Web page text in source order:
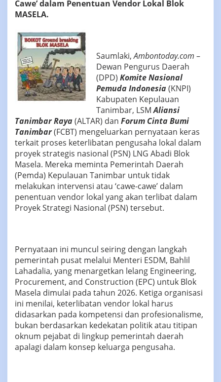
Cawe’ dalam Penentuan Vendor Lokal Blok
MASELA.
Saumlaki,Ambontoday.com –
Dewan Pengurus Daerah
(DPD) Komite Nasional
Pemuda Indonesia(KNPI)
Kabupaten Kepulauan
Tanimbar, LSMAliansi
Tanimbar Raya(ALTAR) dan Forum Cinta Bumi
Tanimbar(FCBT) mengeluarkan pernyataan keras
terkait proses keterlibatan pengusaha lokal dalam
proyek strategis nasional (PSN) LNG Abadi Blok
Masela. Mereka meminta Pemerintah Daerah
(Pemda) Kepulauan Tanimbar untuk tidak
melakukan intervensi atau ‘cawe-cawe’ dalam
penentuan vendor lokal yang akan terlibat dalam
Proyek Strategi Nasional (PSN) tersebut.
Pernyataan ini muncul seiring dengan langkah
pemerintah pusat melalui Menteri ESDM, Bahlil
Lahadalia, yang menargetkan lelang Engineering,
Procurement, and Construction (EPC) untuk Blok
Masela dimulai pada tahun 2026. Ketiga organisasi
ini menilai, keterlibatan vendor lokal harus
didasarkan pada kompetensi dan profesionalisme,
bukan berdasarkan kedekatan politik atau titipan
oknum pejabat di lingkup pemerintah daerah
apalagi dalam konsep keluarga pengusaha.